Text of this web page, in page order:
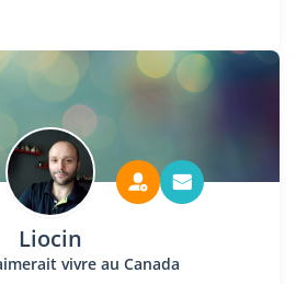
Liocin
vivre au Canada